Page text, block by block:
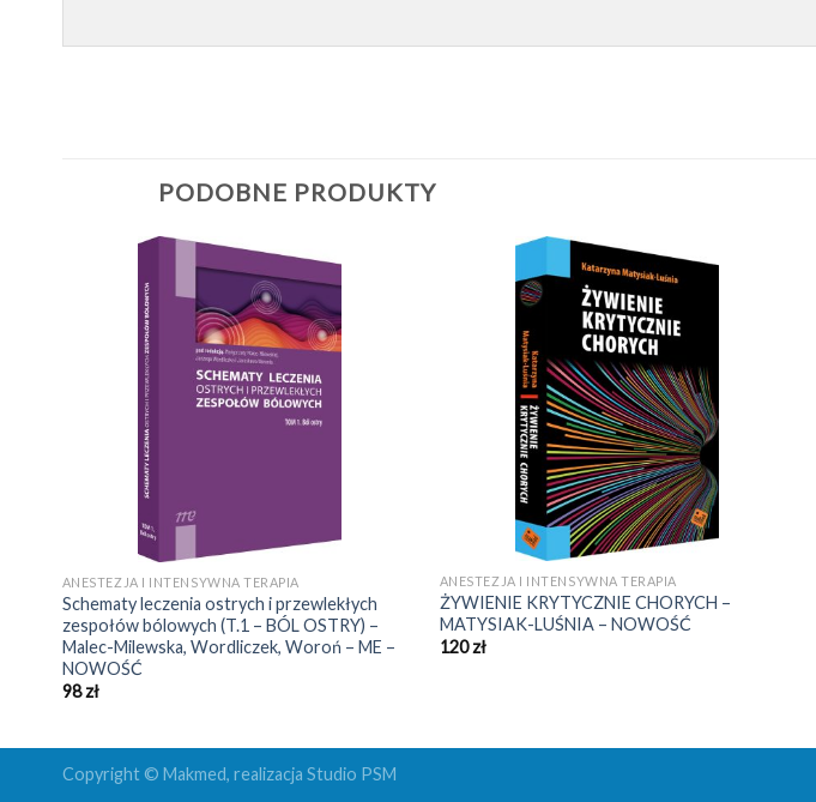
PODOBNE PRODUKTY
ANESTEZJA I INTENSYWNA TERAPIA
Schematy leczenia ostrych i przewlekłych
zespołów bólowych (T.1 – BÓL OSTRY) –
Malec-Milewska, Wordliczek, Woroń – ME –
NOWOŚĆ
98zł
ANESTEZJA I INTENSYWNA TERAPIA
ŻYWIENIE KRYTYCZNIE CHORYCH –
MATYSIAK-LUŚNIA – NOWOŚĆ
120zł
Copyright © Makmed, realizacja Studio PSM